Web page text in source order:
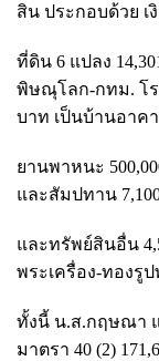
สิน ประกอบด้วย เ
ที่ดิน 6 แปลง
พิษณุโลก-กทม. โร
บาท เป็นบ้านอาค
ยานพาหนะ
และสัมปทาน
และทรัพย์สินอื่น
พระเครื่อง-ทองรู
ทั้งนี้ น.ส.กฤษณา แ
มาตรา 40 (2)